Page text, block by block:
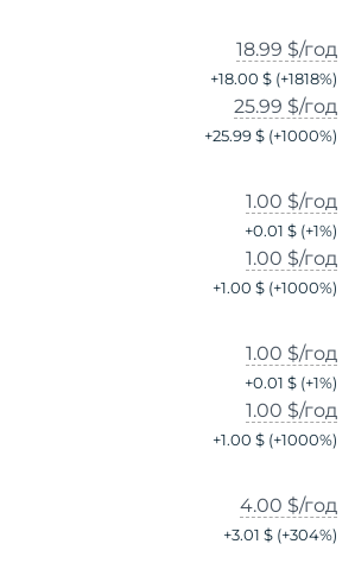
18.99 $/год
+18.00 $ (+1818%)
25.99 $/год
+25.99 $ (+1000%)
1.00 $/год
+0.01 $ (+1%)
1.00 $/год
+1.00 $ (+1000%)
1.00 $/год
+0.01 $ (+1%)
1.00 $/год
+1.00 $ (+1000%)
4.00 $/год
+3.01 $ (+304%)